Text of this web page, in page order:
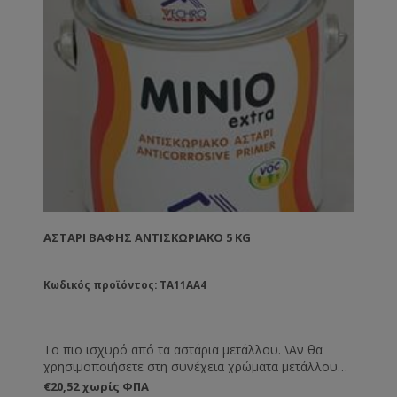
ΑΣΤΆΡΙ ΒΑΦΉΣ ΑΝΤΙΣΚΩΡΙΑΚΌ 5 KG
Κωδικός προϊόντος: TA11AA4
Το πιο ισχυρό από τα αστάρια μετάλλου. \Αν θα
χρησιμοποιήσετε στη συνέχεια χρώματα μετάλλου
τότε αυτό είναι το πιο ισχυρό αστάρι. Συνδυάζεται
€20,52 χωρίς ΦΠΑ